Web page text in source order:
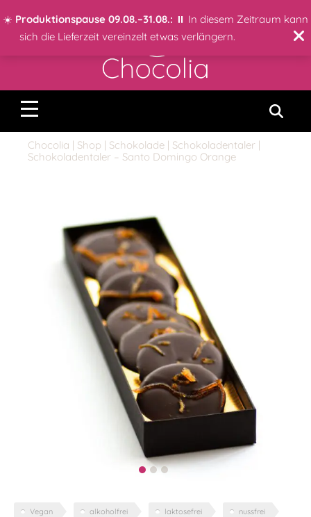
☀️ Produktionspause 09.08.–31.08.: ⏸️ In diesem Zeitraum kann
sich die Lieferzeit vereinzelt etwas verlängern.
Chocolia | Shop | Schokolade | Schokoladentaler |
Schokoladentaler – Santo Domingo Orange
Vegan alkoholfrei laktosefrei nussfrei